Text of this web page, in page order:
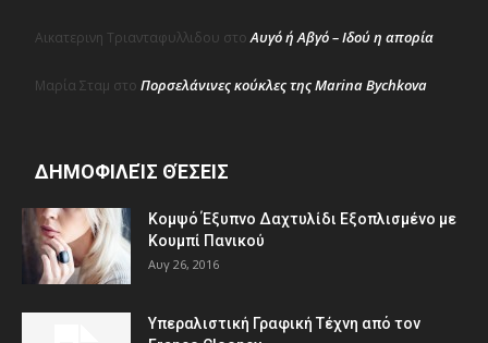
Αικατερινη Τριανταφυλλιδου στοΑυγό ή Αβγό – Ιδού η απορία
Μαρία Σταμ στο Πορσελάνινες κούκλες της Marina Bychkova
ΔΗΜΟΦΙΛΕΊΣ ΘΈΣΕΙΣ
Κομψό Έξυπνο Δαχτυλίδι Εξοπλισμένο με
Κουμπί Πανικού
Αυγ 26, 2016
Υπεραλιστική Γραφική Τέχνη από τον